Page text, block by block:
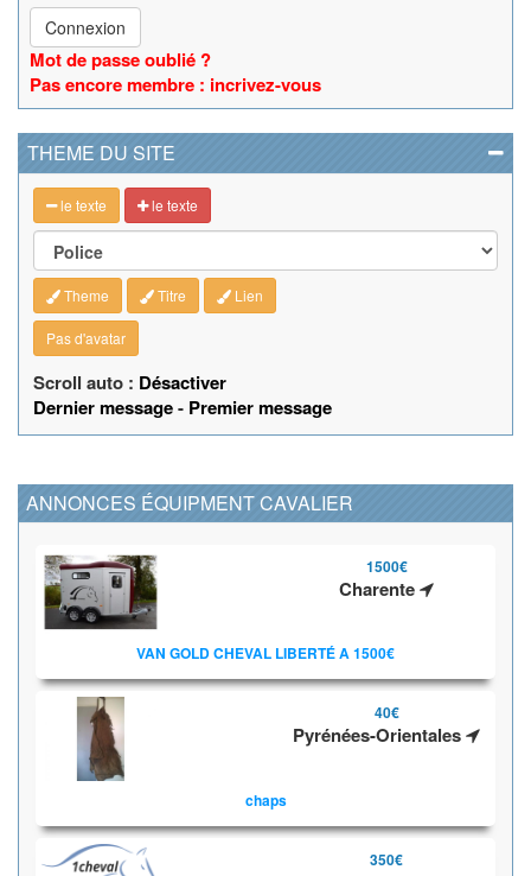
Connexion
Mot de passe oublié ?
Pas encore membre : incrivez-vous
THEME DU SITE
le texte le texte
Theme Titre Lien
Pas d'avatar
Scroll auto : Désactiver
Dernier message- Premier message
ANNONCES ÉQUIPMENT CAVALIER
1500€
Charente
VAN GOLD CHEVAL LIBERTÉ A 1500€
40€
Pyrénées-Orientales
chaps
350€